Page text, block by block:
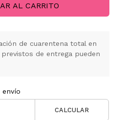
AL CARRITO
de cuarentena total en
de entrega pueden
CALCULAR